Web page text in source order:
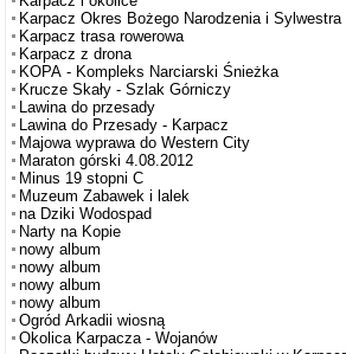
Karpacz Okres Bożego Narodzenia i Sylwestra
Karpacz trasa rowerowa
Karpacz z drona
KOPA - Kompleks Narciarski Śnieżka
Krucze Skały - Szlak Górniczy
Lawina do przesady
Lawina do Przesady - Karpacz
Majowa wyprawa do Western City
Maraton górski 4.08.2012
Minus 19 stopni C
Muzeum Zabawek i lalek
na Dziki Wodospad
Narty na Kopie
nowy album
nowy album
nowy album
nowy album
Ogród Arkadii wiosną
Okolica Karpacza - Wojanów